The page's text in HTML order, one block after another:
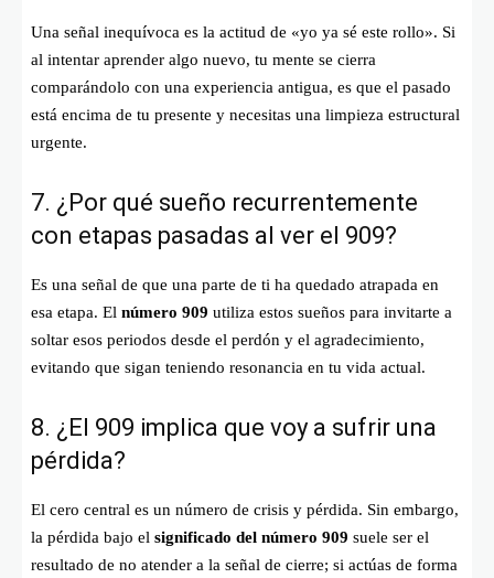
Una señal inequívoca es la actitud de «yo ya sé este rollo». Si
al intentar aprender algo nuevo, tu mente se cierra
comparándolo con una experiencia antigua, es que el pasado
está encima de tu presente y necesitas una limpieza estructural
urgente.
7. ¿Por qué sueño recurrentemente
con etapas pasadas al ver el 909?
Es una señal de que una parte de ti ha quedado atrapada en
esa etapa. El número 909 utiliza estos sueños para invitarte a
soltar esos periodos desde el perdón y el agradecimiento,
evitando que sigan teniendo resonancia en tu vida actual.
8. ¿El 909 implica que voy a sufrir una
pérdida?
El cero central es un número de crisis y pérdida. Sin embargo,
la pérdida bajo el significado del número 909 suele ser el
resultado de no atender a la señal de cierre; si actúas de forma